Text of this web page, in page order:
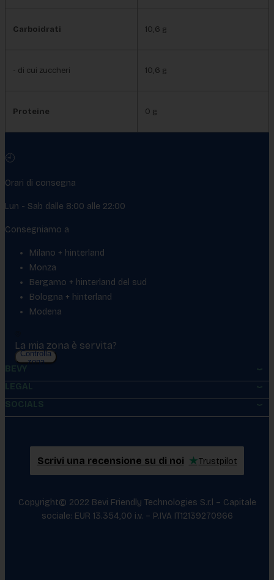
Carboidrati 10,6 g
- di cui zuccheri 10,6 g
Proteine 0 g
🕘
Orari di consegna
Lun - Sab dalle 8:00 alle 22:00
Consegniamo a
Milano + hinterland
Monza
Bergamo + hinterland del sud
Bologna + hinterland
Modena
La mia zona è servita?
Controlla
zona
BEVY
LEGAL
SOCIALS
Scrivi una recensione su di noi ★Trustpilot
Copyright© 2022 Bevi Friendly Technologies S.r.l – Capitale
sociale: EUR 13.354,00 i.v. – P.IVA IT12139270966